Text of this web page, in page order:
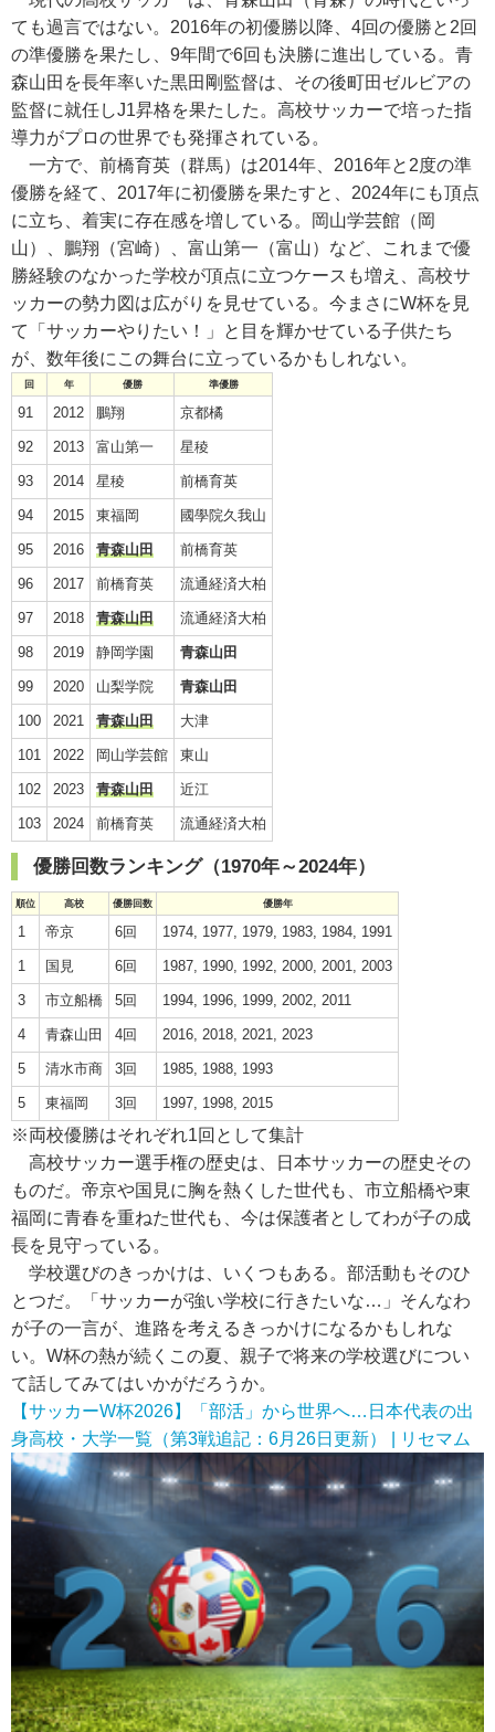
ても過言ではない。2016年の初優勝以降、4回の優勝と2回
の準優勝を果たし、9年間で6回も決勝に進出している。青
森山田を長年率いた黒田剛監督は、その後町田ゼルビアの
監督に就任しJ1昇格を果たした。高校サッカーで培った指
導力がプロの世界でも発揮されている。
一方で、前橋育英（群馬）は2014年、2016年と2度の準
優勝を経て、2017年に初優勝を果たすと、2024年にも頂点
に立ち、着実に存在感を増している。岡山学芸館（岡
山）、鵬翔（宮崎）、富山第一（富山）など、これまで優
勝経験のなかった学校が頂点に立つケースも増え、高校サ
ッカーの勢力図は広がりを見せている。今まさにW杯を見
て「サッカーやりたい！」と目を輝かせている子供たち
が、数年後にこの舞台に立っているかもしれない。
回 年 優勝 準優勝
91 2012 鵬翔 京都橘
92 2013 富山第一 星稜
93 2014 星稜 前橋育英
94 2015 東福岡 國學院久我山
95 2016 青森山田 前橋育英
96 2017 前橋育英 流通経済大柏
97 2018 青森山田 流通経済大柏
98 2019 静岡学園 青森山田
99 2020 山梨学院 青森山田
100 2021 青森山田 大津
101 2022 岡山学芸館 東山
102 2023 青森山田 近江
103 2024 前橋育英 流通経済大柏
優勝回数ランキング（1970年～2024年）
順位 高校 優勝回数 優勝年
1 帝京 6回 1974, 1977, 1979, 1983, 1984, 1991
1 国見 6回 1987, 1990, 1992, 2000, 2001, 2003
3 市立船橋 5回 1994, 1996, 1999, 2002, 2011
4 青森山田 4回 2016, 2018, 2021, 2023
5 清水市商 3回 1985, 1988, 1993
5 東福岡 3回 1997, 1998, 2015
※両校優勝はそれぞれ1回として集計
高校サッカー選手権の歴史は、日本サッカーの歴史その
ものだ。帝京や国見に胸を熱くした世代も、市立船橋や東
福岡に青春を重ねた世代も、今は保護者としてわが子の成
長を見守っている。
学校選びのきっかけは、いくつもある。部活動もそのひ
とつだ。「サッカーが強い学校に行きたいな…」そんなわ
が子の一言が、進路を考えるきっかけになるかもしれな
い。W杯の熱が続くこの夏、親子で将来の学校選びについ
て話してみてはいかがだろうか。
【サッカーW杯2026】「部活」から世界へ…日本代表の出
身高校・大学一覧（第3戦追記：6月26日更新） | リセマム